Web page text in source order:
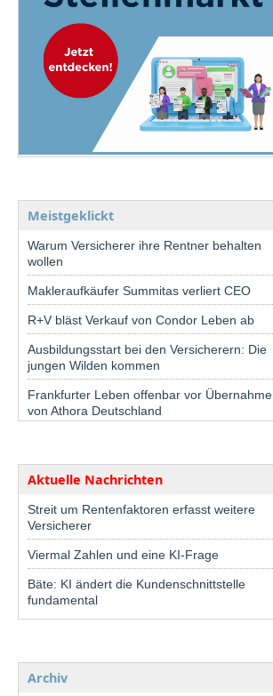
Meistgeklickt
Warum Versicherer ihre Rentner behalten
wollen
Makleraufkäufer Summitas verliert CEO
R+V bläst Verkauf von Condor Leben ab
Ausbildungsstart bei den Versicherern: Die
jungen Wilden kommen
Frankfurter Leben offenbar vor Übernahme
von Athora Deutschland
Aktuelle Nachrichten
Streit um Rentenfaktoren erfasst weitere
Versicherer
Viermal Zahlen und eine KI-Frage
Bäte: KI ändert die Kundenschnittstelle
fundamental
Archiv